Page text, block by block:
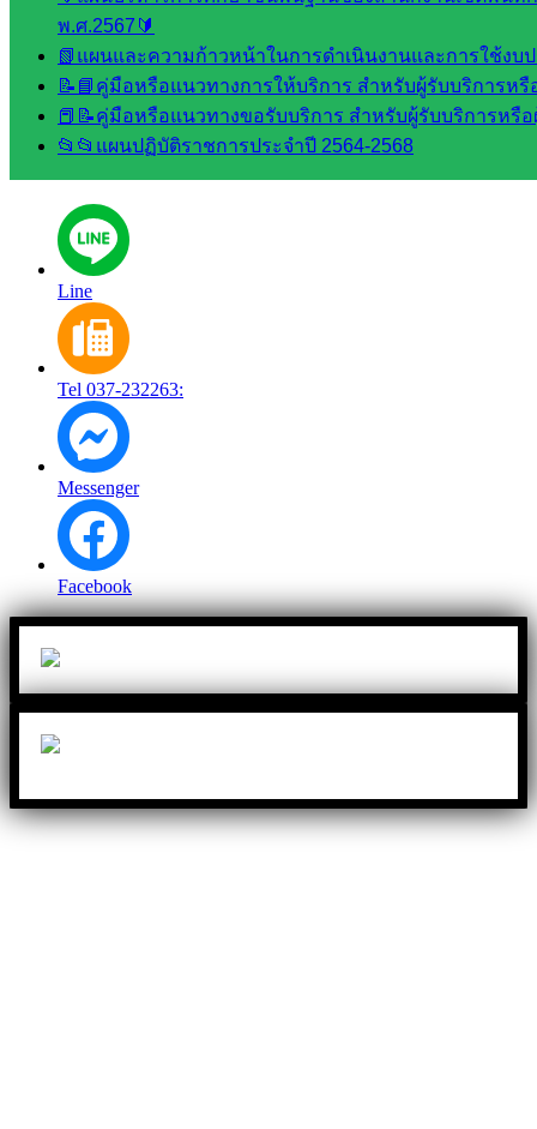
พ.ศ.2567🔰
📗แผนและความก้าวหน้าในการดำเนินงานและการใช้งบ
📝📘คู่มือหรือแนวทางการให้บริการ สำหรับผู้รับบริการห
📕📝คู่มือหรือแนวทางขอรับบริการ สำหรับผู้รับบริการหรื
📂📂แผนปฏิบัติราชการประจำปี 2564-2568
::: ©2021 sakarea2.go.th. All rights reserved. Design By SK2 ICT
TEAM :::
สอบถามได้นะคะ
Line
Tel 037-232263:
Messenger
Facebook